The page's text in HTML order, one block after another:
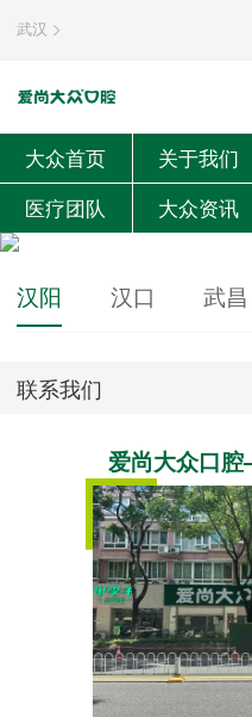
武汉 
大众首页 关于我们
医疗团队
大众资讯
汉阳 汉口 武昌
联系我们
爱尚大众口